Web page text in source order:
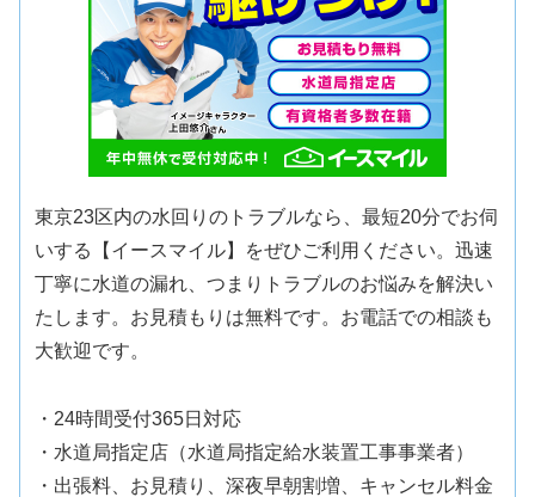
東京23区内の水回りのトラブルなら、最短20分でお伺
いする【イースマイル】をぜひご利用ください。迅速
丁寧に水道の漏れ、つまりトラブルのお悩みを解決い
たします。お見積もりは無料です。お電話での相談も
大歓迎です。
・24時間受付365日対応
・水道局指定店（水道局指定給水装置工事事業者）
・出張料、お見積り、深夜早朝割増、キャンセル料金